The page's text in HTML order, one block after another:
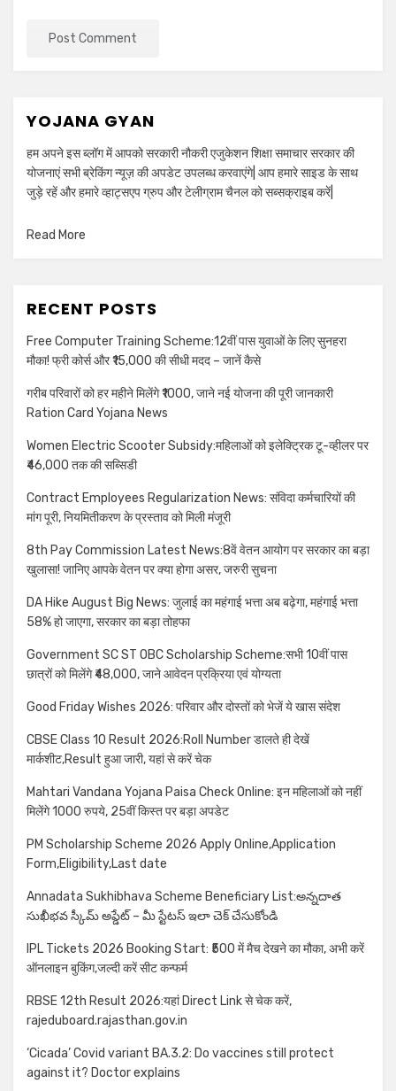
YOJANA GYAN
हम अपने इस ब्लॉग में आपको सरकारी नौकरी एजुकेशन शिक्षा समाचार सरकार की
योजनाएं सभी ब्रेकिंग न्यूज़ की अपडेट उपलब्ध करवाएंगे| आप हमारे साइड के साथ
जुड़े रहें और हमारे व्हाट्सएप ग्रुप और टेलीग्राम चैनल को सब्सक्राइब करें|
Read More
RECENT POSTS
Free Computer Training Scheme:12वीं पास युवाओं के लिए सुनहरा
मौका! फ्री कोर्स और ₹15,000 की सीधी मदद – जानें कैसे
गरीब परिवारों को हर महीने मिलेंगे ₹1000, जाने नई योजना की पूरी जानकारी
Ration Card Yojana News
Women Electric Scooter Subsidy:महिलाओं को इलेक्ट्रिक टू-व्हीलर पर
₹46,000 तक की सब्सिडी
Contract Employees Regularization News: संविदा कर्मचारियों की
मांग पूरी, नियमितीकरण के प्रस्ताव को मिली मंजूरी
8th Pay Commission Latest News:8वें वेतन आयोग पर सरकार का बड़ा
खुलासा! जानिए आपके वेतन पर क्या होगा असर, जरुरी सुचना
DA Hike August Big News: जुलाई का महंगाई भत्ता अब बढ़ेगा, महंगाई भत्ता
58% हो जाएगा, सरकार का बड़ा तोहफा
Government SC ST OBC Scholarship Scheme:सभी 10वीं पास
छात्रों को मिलेंगे ₹48,000, जाने आवेदन प्रक्रिया एवं योग्यता
Good Friday Wishes 2026: परिवार और दोस्तों को भेजें ये खास संदेश
CBSE Class 10 Result 2026:Roll Number डालते ही देखें
मार्कशीट,Result हुआ जारी, यहां से करें चेक
Mahtari Vandana Yojana Paisa Check Online: इन महिलाओं को नहीं
मिलेंगे 1000 रुपये, 25वीं किस्त पर बड़ा अपडेट
PM Scholarship Scheme 2026 Apply Online,Application
Form,Eligibility,Last date
Annadata Sukhibhava Scheme Beneficiary List:అన్నదాత
సుఖీభవ స్కీమ్ అప్డేట్ – మీ స్టేటస్ ఇలా చెక్ చేసుకోండి
IPL Tickets 2026 Booking Start: ₹500 में मैच देखने का मौका, अभी करें
ऑनलाइन बुकिंग,जल्दी करें सीट कन्फर्म
RBSE 12th Result 2026:यहां Direct Link से चेक करें,
rajeduboard.rajasthan.gov.in
‘Cicada’ Covid variant BA.3.2: Do vaccines still protect
against it? Doctor explains